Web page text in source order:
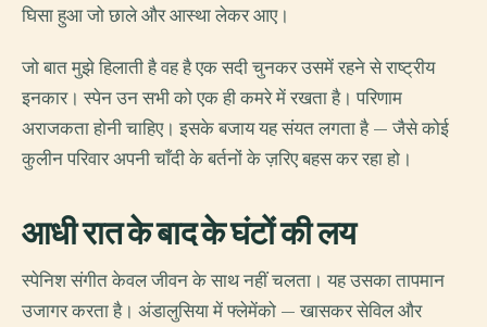
घिसा हुआ जो छाले और आस्था लेकर आए।
जो बात मुझे हिलाती है वह है एक सदी चुनकर उसमें रहने से राष्ट्रीय
इनकार। स्पेन उन सभी को एक ही कमरे में रखता है। परिणाम
अराजकता होनी चाहिए। इसके बजाय यह संयत लगता है — जैसे कोई
कुलीन परिवार अपनी चाँदी के बर्तनों के ज़रिए बहस कर रहा हो।
आधी रात के बाद के घंटों की लय
स्पेनिश संगीत केवल जीवन के साथ नहीं चलता। यह उसका तापमान
उजागर करता है। अंडालुसिया में फ्लेमेंको — खासकर सेविल और